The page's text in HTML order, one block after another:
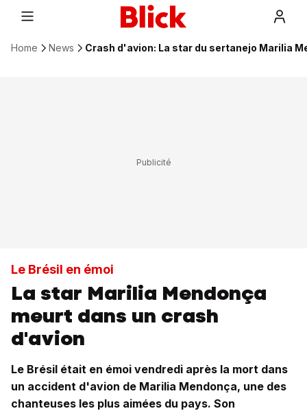
Home News Crash d'avion: La star du sertanejo Marilia
Le Brésil en émoi
La star Marilia Mendonça
meurt dans un crash
d'avion
Le Brésil était en émoi vendredi après la mort dans
un accident d'avion de Marilia Mendonça, une des
chanteuses les plus aimées du pays. Son